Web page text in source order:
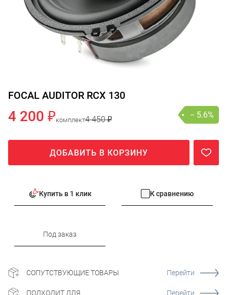
FOCAL AUDITOR RCX 130
4 200 ₽комплект4 450 ₽ − 5.6%
ДОБАВИТЬ В КОРЗИНУ
Купить в 1 клик К сравнению
Под заказ
СОПУТСТВУЮЩИЕ ТОВАРЫ Перейти
ПОДХОДИТ ДЛЯ Перейти